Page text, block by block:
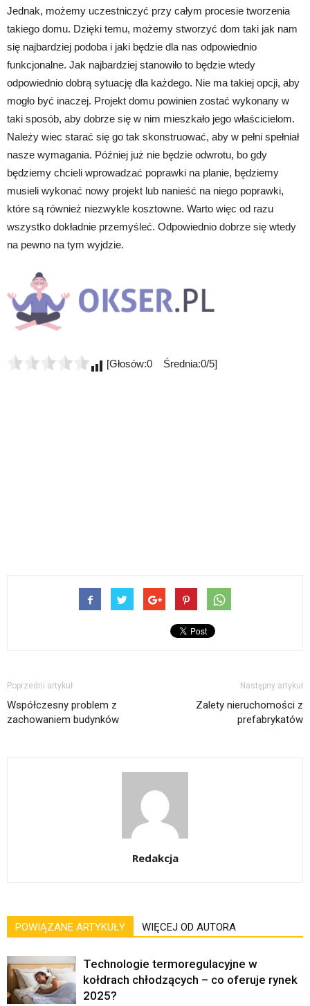
Jednak, możemy uczestniczyć przy całym procesie tworzenia
takiego domu. Dzięki temu, możemy stworzyć dom taki jak nam
się najbardziej podoba i jaki będzie dla nas odpowiednio
funkcjonalne. Jak najbardziej stanowiło to będzie wtedy
odpowiednio dobrą sytuację dla każdego. Nie ma takiej opcji, aby
mogło być inaczej. Projekt domu powinien zostać wykonany w
taki sposób, aby dobrze się w nim mieszkało jego właścicielom.
Należy wiec starać się go tak skonstruować, aby w pełni spełniał
nasze wymagania. Później już nie będzie odwrotu, bo gdy
będziemy chcieli wprowadzać poprawki na planie, będziemy
musieli wykonać nowy projekt lub nanieść na niego poprawki,
które są również niezwykle kosztowne. Warto więc od razu
wszystko dokładnie przemyśleć. Odpowiednio dobrze się wtedy
na pewno na tym wyjdzie.
[Głosów:0 Średnia:0/5]
Poprzedni artykuł
Współczesny problem z
zachowaniem budynków
Następny artykuł
Zalety nieruchomości z
prefabrykatów
Redakcja
POWIĄZANE ARTYKUŁY WIĘCEJ OD AUTORA
Technologie termoregulacyjne w
kołdrach chłodzących – co oferuje rynek
2025?